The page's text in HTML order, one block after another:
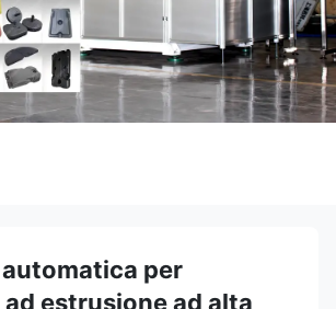
per
estrusione ad alta